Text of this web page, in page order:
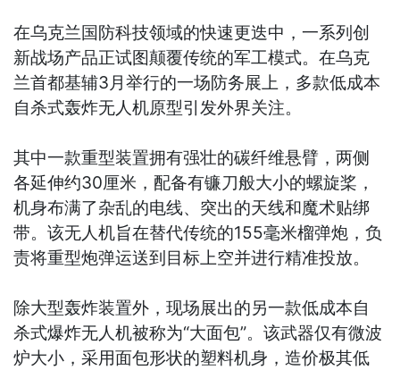
在乌克兰国防科技领域的快速更迭中，一系列创
新战场产品正试图颠覆传统的军工模式。在乌克
兰首都基辅3月举行的一场防务展上，多款低成本
自杀式轰炸无人机原型引发外界关注。
其中一款重型装置拥有强壮的碳纤维悬臂，两侧
各延伸约30厘米，配备有镰刀般大小的螺旋桨，
机身布满了杂乱的电线、突出的天线和魔术贴绑
带。该无人机旨在替代传统的155毫米榴弹炮，负
责将重型炮弹运送到目标上空并进行精准投放。
除大型轰炸装置外，现场展出的另一款低成本自
杀式爆炸无人机被称为“大面包”。该武器仅有微波
炉大小，采用面包形状的塑料机身，造价极其低